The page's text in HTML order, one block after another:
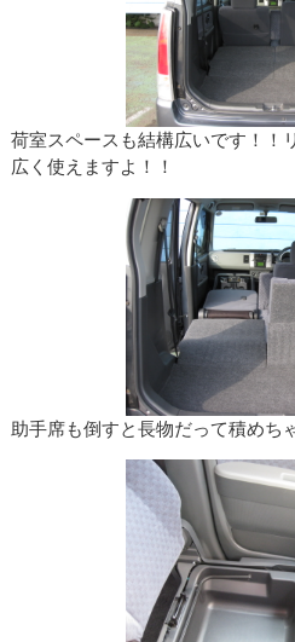
荷室スペースも結構広いです！！
広く使えますよ！！
助手席も倒すと長物だって積めち